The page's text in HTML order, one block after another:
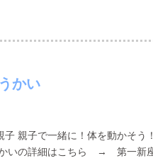
かい
子 親子で一緒に！体を動かそ
いの詳細はこちら → 第一新座